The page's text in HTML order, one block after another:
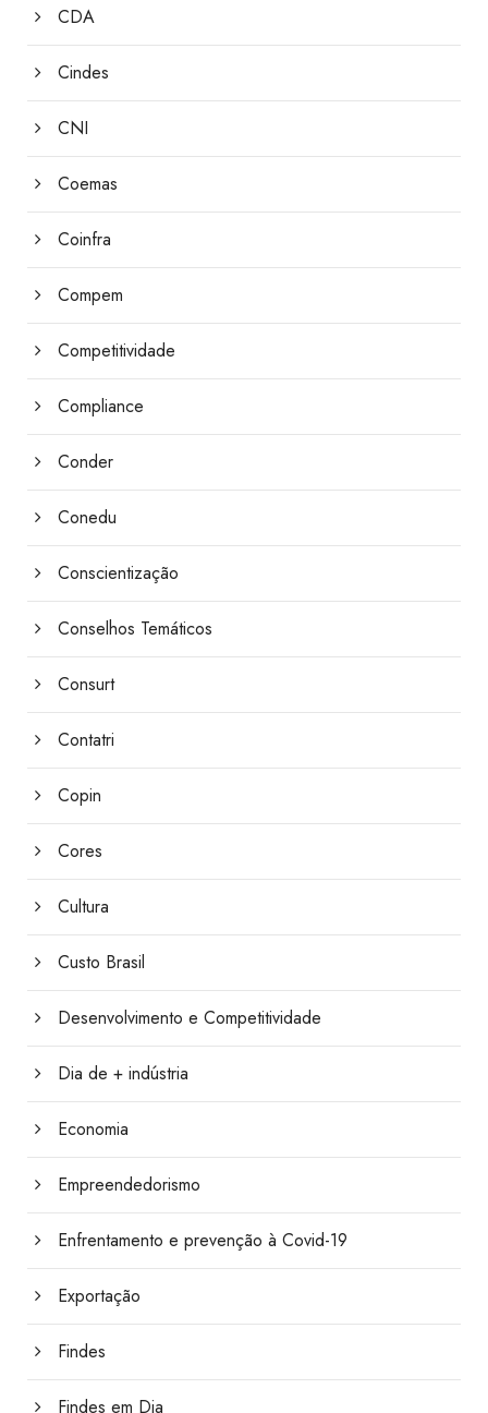
CDA
Cindes
CNI
Coemas
Coinfra
Compem
Competitividade
Compliance
Conder
Conedu
Conscientização
Conselhos Temáticos
Consurt
Contatri
Copin
Cores
Cultura
Custo Brasil
Desenvolvimento e Competitividade
Dia de + indústria
Economia
Empreendedorismo
Enfrentamento e prevenção à Covid-19
Exportação
Findes
Findes em Dia